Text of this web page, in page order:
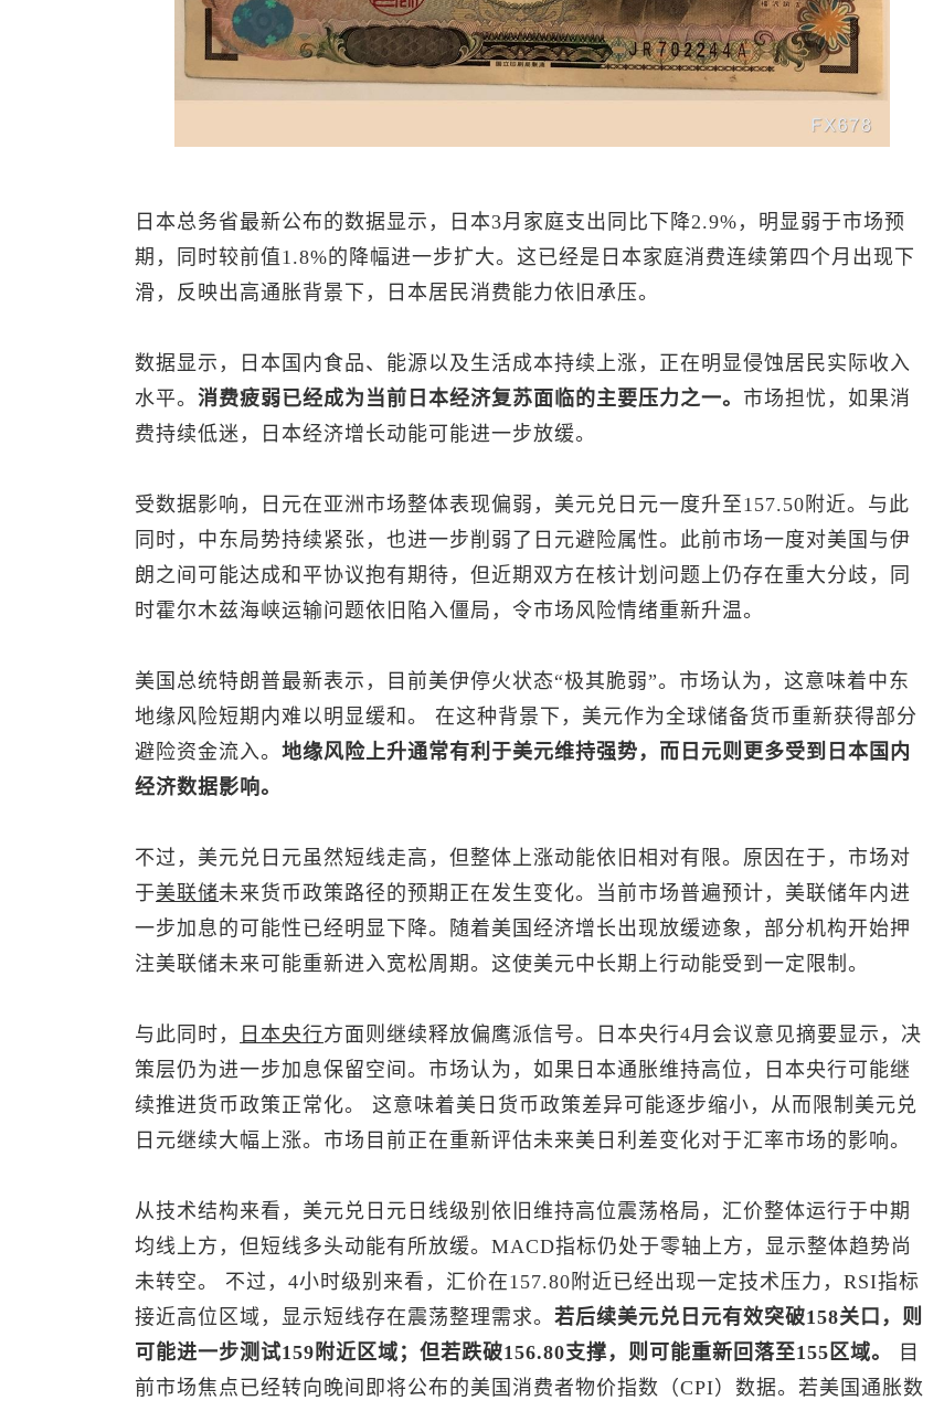
日本总务省最新公布的数据显示，日本3月家庭支出同比下降2.9%，明显弱于市场预
期，同时较前值1.8%的降幅进一步扩大。这已经是日本家庭消费连续第四个月出现下
滑，反映出高通胀背景下，日本居民消费能力依旧承压。
数据显示，日本国内食品、能源以及生活成本持续上涨，正在明显侵蚀居民实际收入
水平。 消费疲弱已经成为当前日本经济复苏面临的主要压力之一。 市场担忧，如果消
费持续低迷，日本经济增长动能可能进一步放缓。
受数据影响，日元在亚洲市场整体表现偏弱， 美元兑日元一度升至157.50附近。与此
同时，中东局势持续紧张，也进一步削弱了日元避险属性。此前市场一度对美国与伊
朗之间可能达成和平协议抱有期待，但近期双方在核计划问题上仍存在重大分歧，同
时霍尔木兹海峡运输问题依旧陷入僵局，令市场风险情绪重新升温。
美国总统特朗普最新表示，目前美伊停火状态“极其脆弱”。市场认为，这意味着中东
地缘风险短期内难以明显缓和。 在这种背景下，美元作为全球储备货币重新获得部分
避险资金流入。 地缘风险上升通常有利于美元维持强势，而日元则更多受到日本国内
经济数据影响。
不过， 美元兑日元虽然短线走高，但整体上涨动能依旧相对有限。原因在于，市场对
于美联储未来货币政策路径的预期正在发生变化。当前市场普遍预计，美联储年内进
一步加息的可能性已经明显下降。随着美国经济增长出现放缓迹象，部分机构开始押
注美联储未来可能重新进入宽松周期。这使美元中长期上行动能受到一定限制。
与此同时， 日本央行方面则继续释放偏鹰派信号。日本央行4月会议意见摘要显示，决
策层仍为进一步加息保留空间。市场认为，如果日本通胀维持高位，日本央行可能继
续推进货币政策正常化。 这意味着美日货币政策差异可能逐步缩小，从而限制 美元兑
日元继续大幅上涨。市场目前正在重新评估未来美日利差变化对于汇率市场的影响。
从技术结构来看， 美元兑日元 日线级别依旧维持高位震荡格局，汇价整体运行于中期
均线上方，但短线多头动能有所放缓。MACD指标仍处于零轴上方，显示整体趋势尚
未转空。 不过，4小时级别来看，汇价在157.80附近已经出现一定技术压力，RSI指标
接近高位区域，显示短线存在震荡整理需求。 若后续美元兑日元有效突破158关口，则
可能进一步测试159附近区域；但若跌破156.80支撑，则可能重新回落至155区域。
目
前市场焦点已经转向晚间即将公布的美国消费者物价指数（CPI）数据。若美国通胀数